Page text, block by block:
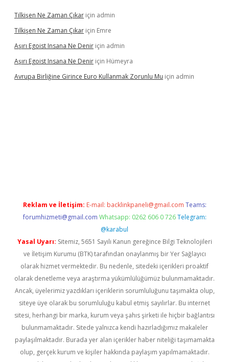
Tilkişen Ne Zaman Çıkar için admin
Tilkişen Ne Zaman Çıkar için Emre
Aşırı Egoist Insana Ne Denir için admin
Aşırı Egoist Insana Ne Denir için Hümeyra
Avrupa Birliğine Girince Euro Kullanmak Zorunlu Mu için admin
Reklam ve İletişim: E-mail: backlinkpaneli@gmail.com Teams:
forumhizmeti@gmail.com Whatsapp: 0262 606 0 726 Telegram:
@karabul
Yasal Uyarı: Sitemiz, 5651 Sayılı Kanun gereğince Bilgi Teknolojileri
ve İletişim Kurumu (BTK) tarafından onaylanmış bir Yer Sağlayıcı
olarak hizmet vermektedir. Bu nedenle, sitedeki içerikleri proaktif
olarak denetleme veya araştırma yükümlülüğümüz bulunmamaktadır.
Ancak, üyelerimiz yazdıkları içeriklerin sorumluluğunu taşımakta olup,
siteye üye olarak bu sorumluluğu kabul etmiş sayılırlar. Bu internet
sitesi, herhangi bir marka, kurum veya şahıs şirketi ile hiçbir bağlantısı
bulunmamaktadır. Sitede yalnızca kendi hazırladığımız makaleler
paylaşılmaktadır. Burada yer alan içerikler haber niteliği taşımamakta
olup, gerçek kurum ve kişiler hakkında paylaşım yapılmamaktadır.